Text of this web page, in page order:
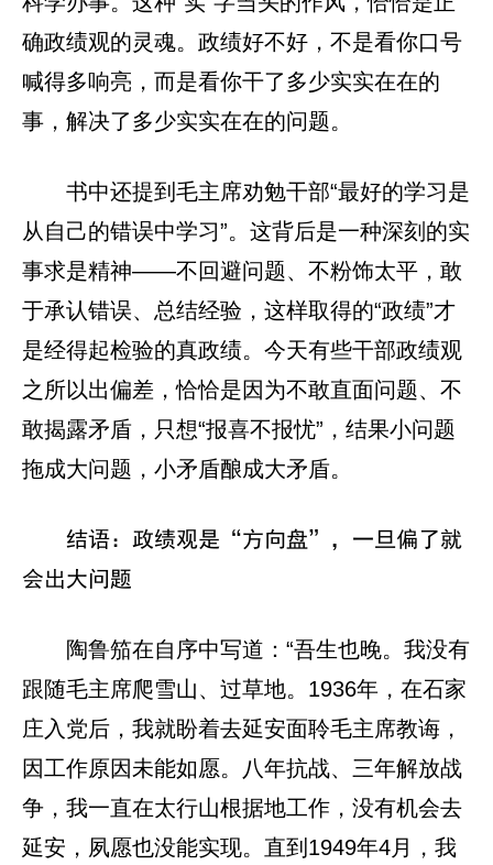
确政绩观的灵魂。政绩好不好，不是看你口号
喊得多响亮，而是看你干了多少实实在在的
事，解决了多少实实在在的问题。
书中还提到毛主席劝勉干部“最好的学习是
从自己的错误中学习”。这背后是一种深刻的实
事求是精神——不回避问题、不粉饰太平，敢
于承认错误、总结经验，这样取得的“政绩”才
是经得起检验的真政绩。今天有些干部政绩观
之所以出偏差，恰恰是因为不敢直面问题、不
敢揭露矛盾，只想“报喜不报忧”，结果小问题
拖成大问题，小矛盾酿成大矛盾。
结语：政绩观是“方向盘”，一旦偏了就
会出大问题
陶鲁笳在自序中写道：“吾生也晚。我没有
跟随毛主席爬雪山、过草地。1936年，在石家
庄入党后，我就盼着去延安面聆毛主席教诲，
因工作原因未能如愿。八年抗战、三年解放战
争，我一直在太行山根据地工作，没有机会去
延安，夙愿也没能实现。直到1949年4月，我